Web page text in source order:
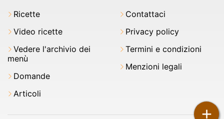
+
Ricette
Video ricette
Vedere l'archivio dei
menù
Domande
Articoli
Contattaci
Privacy policy
Termini e condizioni
Menzioni legali